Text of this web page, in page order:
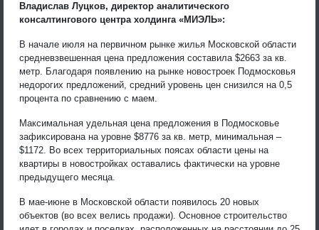
Владислав Луцков, директор аналитического
консалтингового центра холдинга «МИЭЛЬ»:
В начале июля на первичном рынке жилья Московской области
средневзвешенная цена предложения составила $2663 за кв.
метр. Благодаря появлению на рынке новостроек Подмосковья
недорогих предложений, средний уровень цен снизился на 0,5
процента по сравнению с маем.
Максимальная удельная цена предложения в Подмосковье
зафиксирована на уровне $8776 за кв. метр, минимальная –
$1172. Во всех территориальных поясах области цены на
квартиры в новостройках оставались фактически на уровне
предыдущего месяца.
В мае-июне в Московской области появилось 20 новых
объектов (во всех велись продажи). Основное строительство